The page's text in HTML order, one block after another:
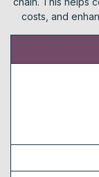
costs, and